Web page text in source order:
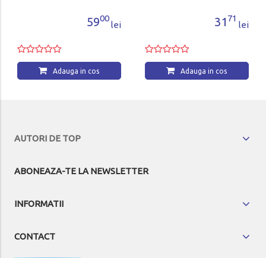
5900
lei
Adauga in cos
31 71
lei
Adauga in cos
AUTORI DE TOP
ABONEAZA-TE LA NEWSLETTER
INFORMATII
CONTACT